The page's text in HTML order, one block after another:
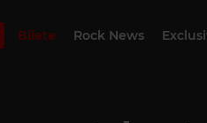
Bilete Rock News